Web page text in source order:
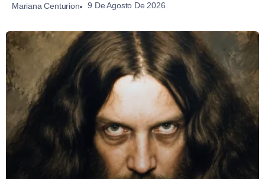
Mariana Centurion 9 De Agosto De 2026